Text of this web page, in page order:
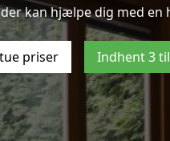
kan hjælpe dig med
priser Indhent 3